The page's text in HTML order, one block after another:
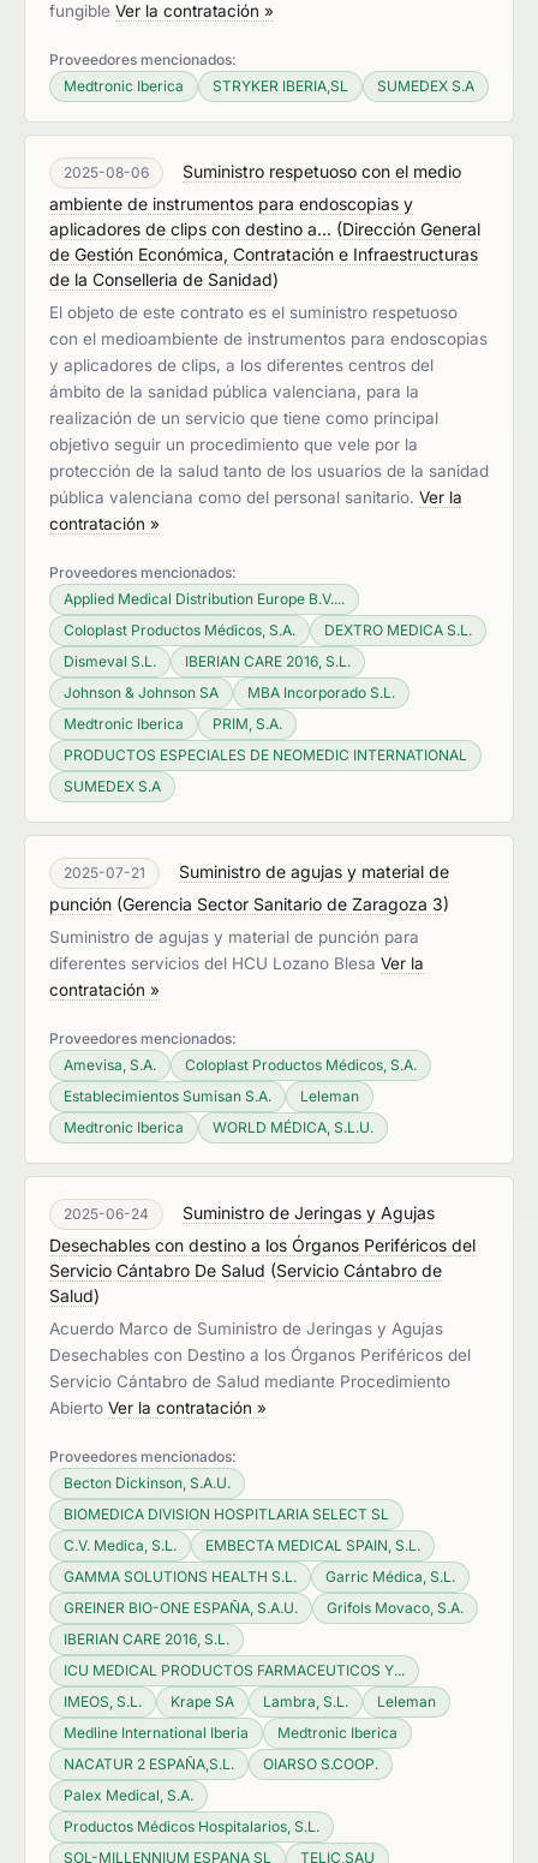
fungible Ver la contratación »
Proveedores mencionados:
Medtronic Iberica
STRYKER IBERIA,SL SUMEDEX S.A
2025-08-06
Suministro respetuoso con el medio
ambiente de instrumentos para endoscopias y
aplicadores de clips con destino a... (Dirección General
de Gestión Económica, Contratación e Infraestructuras
de la Conselleria de Sanidad)
El objeto de este contrato es el suministro respetuoso
con el medioambiente de instrumentos para endoscopias
y aplicadores de clips, a los diferentes centros del
ámbito de la sanidad pública valenciana, para la
realización de un servicio que tiene como principal
objetivo seguir un procedimiento que vele por la
protección de la salud tanto de los usuarios de la sanidad
pública valenciana como del personal sanitario. Ver la
contratación »
Proveedores mencionados:
Applied Medical Distribution Europe B.V....
Coloplast Productos Médicos, S.A.
DEXTRO MEDICA S.L.
Dismeval S.L.
IBERIAN CARE 2016, S.L.
Johnson & Johnson SA
MBA Incorporado S.L.
Medtronic Iberica
PRIM, S.A.
PRODUCTOS ESPECIALES DE NEOMEDIC INTERNATIONAL
SUMEDEX S.A
2025-07-21
Suministro de agujas y material de
punción (Gerencia Sector Sanitario de Zaragoza 3)
Suministro de agujas y material de punción para
diferentes servicios del HCU Lozano Blesa Ver la
contratación »
Proveedores mencionados:
Amevisa, S.A.
Coloplast Productos Médicos, S.A.
Establecimientos Sumisan S.A.
Leleman
Medtronic Iberica
WORLD MÉDICA, S.L.U.
2025-06-24
Suministro de Jeringas y Agujas
Desechables con destino a los Órganos Periféricos del
Servicio Cántabro De Salud (Servicio Cántabro de
Salud)
Acuerdo Marco de Suministro de Jeringas y Agujas
Desechables con Destino a los Órganos Periféricos del
Servicio Cántabro de Salud mediante Procedimiento
Abierto Ver la contratación »
Proveedores mencionados:
Becton Dickinson, S.A.U.
BIOMEDICA DIVISION HOSPITLARIA SELECT SL
C.V. Medica, S.L.
EMBECTA MEDICAL SPAIN, S.L.
GAMMA SOLUTIONS HEALTH S.L.
Garric Médica, S.L.
GREINER BIO-ONE ESPAÑA, S.A.U.
Grifols Movaco, S.A.
IBERIAN CARE 2016, S.L.
ICU MEDICAL PRODUCTOS FARMACEUTICOS Y...
IMEOS, S.L.
Krape SA Lambra, S.L.
Leleman
Medline International Iberia
Medtronic Iberica
NACATUR 2 ESPAÑA,S.L.
OIARSO S.COOP.
Palex Medical, S.A.
Productos Médicos Hospitalarios, S.L.
SOL-MILLENNIUM ESPANA SL
TELIC,SAU